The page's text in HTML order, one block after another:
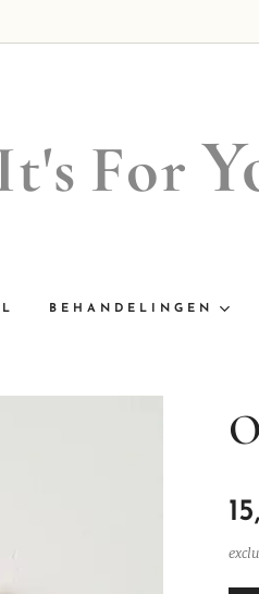
For
BEHANDELINGEN